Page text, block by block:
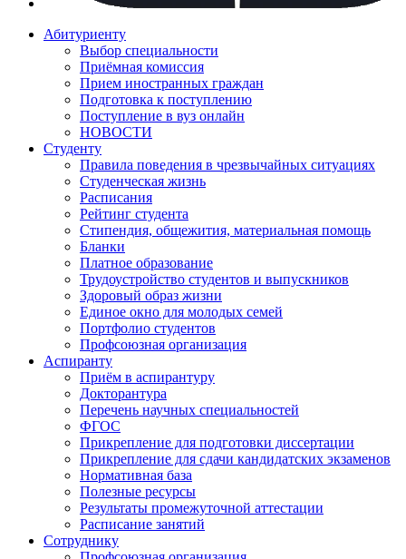
Абитуриенту
Выбор специальности
Приёмная комиссия
Прием иностранных граждан
Подготовка к поступлению
Поступление в вуз онлайн
НОВОСТИ
Студенту
Правила поведения в чрезвычайных ситуациях
Студенческая жизнь
Расписания
Рейтинг студента
Стипендия, общежития, материальная помощь
Бланки
Платное образование
Трудоустройство студентов и выпускников
Здоровый образ жизни
Единое окно для молодых семей
Портфолио студентов
Профсоюзная организация
Аспиранту
Приём в аспирантуру
Докторантура
Перечень научных специальностей
ФГОС
Прикрепление для подготовки диссертации
Прикрепление для сдачи кандидатских экзаменов
Нормативная база
Полезные ресурсы
Результаты промежуточной аттестации
Расписание занятий
Сотруднику